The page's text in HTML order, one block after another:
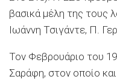
βασικά μέλη της τους
Ιωάννη Τσιγάντε, Π.
Τον Φεβρουάριο του
Σαράφη, στον οποίο